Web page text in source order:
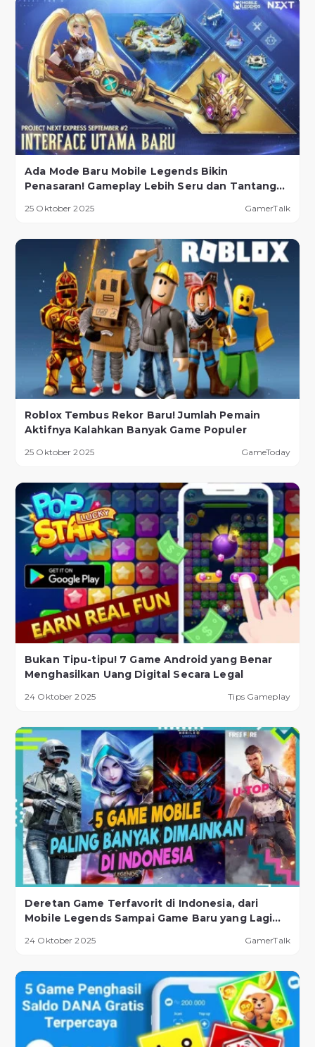
Ada Mode Baru Mobile Legends Bikin
Penasaran! Gameplay Lebih Seru dan Tantangan
25 Oktober 2025 GamerTalk
Roblox Tembus Rekor Baru! Jumlah Pemain
Aktifnya Kalahkan Banyak Game Populer
25 Oktober 2025 GameToday
Bukan Tipu-tipu! 7 Game Android yang Benar
Menghasilkan Uang Digital Secara Legal
24 Oktober 2025 Tips Gameplay
Deretan Game Terfavorit di Indonesia, dari
Mobile Legends Sampai Game Baru yang Lagi
24 Oktober 2025 GamerTalk